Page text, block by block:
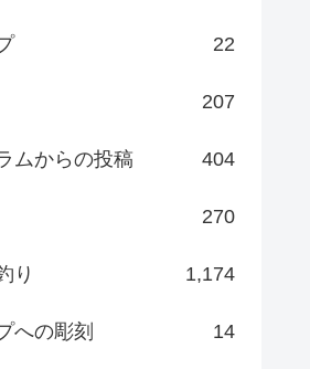
22
207
ムからの投稿 404
270
り 1,174
への彫刻 14